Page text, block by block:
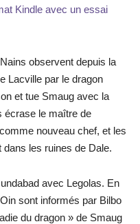
Kindle avec un essai
observent depuis la
Lacville par le dragon
et tue Smaug avec la
écrase le maître de
nouveau chef, et les
les ruines de Dale.
avec Legolas. En
sont informés par Bilbo
du dragon » de Smaug